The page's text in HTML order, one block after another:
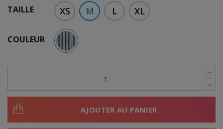
COULEUR RAYE
TAILLE XS M L XL
AJOUTER AU PANIER